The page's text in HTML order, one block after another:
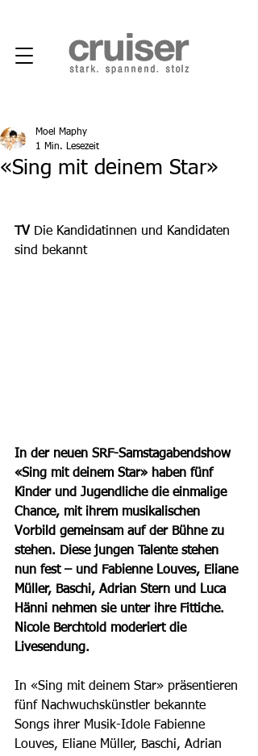
«Sing mit deinem Star»
Moel Maphy
1 Min. Lesezeit
TV Die Kandidatinnen und Kandidaten
sind bekannt
In der neuen SRF-Samstagabendshow
«Sing mit deinem Star» haben fünf
Kinder und Jugendliche die einmalige
Chance, mit ihrem musikalischen
Vorbild gemeinsam auf der Bühne zu
stehen. Diese jungen Talente stehen
nun fest – und Fabienne Louves, Eliane
Müller, Baschi, Adrian Stern und Luca
Hänni nehmen sie unter ihre Fittiche.
Nicole Berchtold moderiert die
Livesendung.
In «Sing mit deinem Star» präsentieren
fünf Nachwuchskünstler bekannte
Songs ihrer Musik-Idole Fabienne
Louves, Eliane Müller, Baschi, Adrian